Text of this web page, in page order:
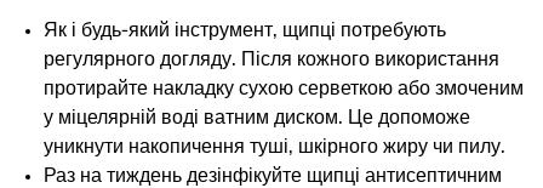
Як і будь-який інструмент, щипці потребують
регулярного догляду. Після кожного використання
протирайте накладку сухою серветкою або змоченим
у міцелярній воді ватним диском. Це допоможе
уникнути накопичення туші, шкірного жиру чи пилу.
Раз на тиждень дезінфікуйте щипці антисептичним